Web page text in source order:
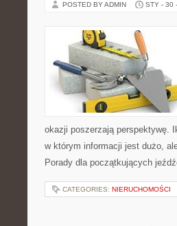
POSTED BY ADMIN STY - 30
okazji poszerzają perspektywę.
w którym informacji jest dużo,
Porady dla początkujących
CATEGORIES: NIERUCHOMOŚCI